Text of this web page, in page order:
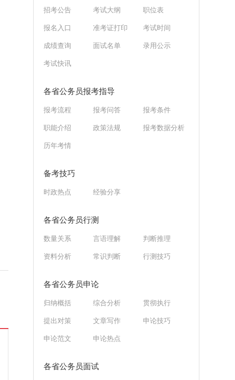
招考公告 考试大纲 职位表
报名入口 准考证打印 考试时间
成绩查询 面试名单 录用公示
考试快讯
各省公务员报考指导
报考流程 报考问答 报考条件
职能介绍 政策法规 报考数据分析
历年考情
备考技巧
时政热点 经验分享
各省公务员行测
数量关系 言语理解 判断推理
资料分析 常识判断 行测技巧
各省公务员申论
归纳概括 综合分析 贯彻执行
提出对策 文章写作 申论技巧
申论范文 申论热点
各省公务员面试